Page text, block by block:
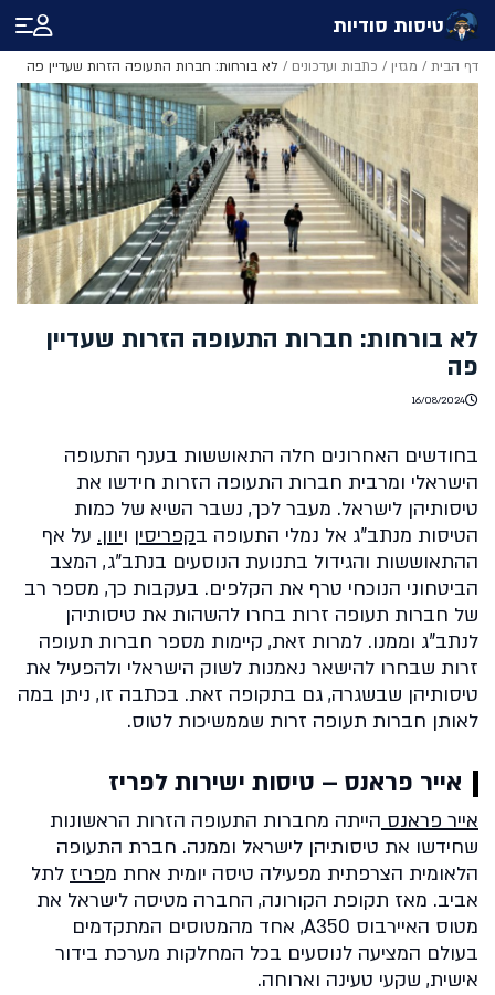
טיסות סודיות
דף הבית / מגזין / כתבות ועדכונים / לא בורחות: חברות התעופה הזרות שעדיין פה
לא בורחות: חברות התעופה הזרות שעדיין
פה
16/08/2024
בחודשים האחרונים חלה התאוששות בענף התעופה
הישראלי ומרבית חברות התעופה הזרות חידשו את
טיסותיהן לישראל. מעבר לכך, נשבר השיא של כמות
הטיסות מנתב"ג אל נמלי התעופה בקפריסין ויוון. על אף
ההתאוששות והגידול בתנועת הנוסעים בנתב"ג, המצב
הביטחוני הנוכחי טרף את הקלפים. בעקבות כך, מספר רב
של חברות תעופה זרות בחרו להשהות את טיסותיהן
לנתב"ג וממנו. למרות זאת, קיימות מספר חברות תעופה
זרות שבחרו להישאר נאמנות לשוק הישראלי ולהפעיל את
טיסותיהן שבשגרה, גם בתקופה זאת. בכתבה זו, ניתן במה
לאותן חברות תעופה זרות שממשיכות לטוס.
אייר פראנס – טיסות ישירות לפריז
אייר פראנס הייתה מחברות התעופה הזרות הראשונות
שחידשו את טיסותיהן לישראל וממנה. חברת התעופה
הלאומית הצרפתית מפעילה טיסה יומית אחת מפריז לתל
אביב. מאז תקופת הקורונה, החברה מטיסה לישראל את
מטוס האיירבוס A350, אחד מהמטוסים המתקדמים
בעולם המציעה לנוסעים בכל המחלקות מערכת בידור
אישית, שקעי טעינה וארוחה.